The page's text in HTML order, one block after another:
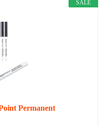
SALE
Permanent